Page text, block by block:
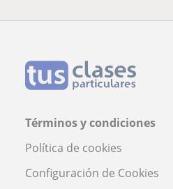
Términos y condiciones
Política de cookies
Configuración de Cookies